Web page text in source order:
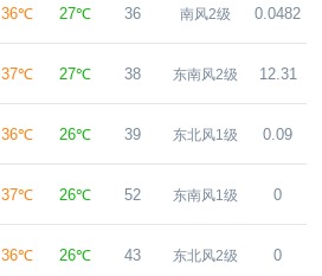
36℃ 27℃ 36 南风2级 0.0482
37℃ 27℃ 38 东南风2级 12.31
36℃ 26℃ 39 东北风1级 0.09
37℃ 26℃ 52 东南风1级 0
36℃ 26℃ 43 东北风2级 0